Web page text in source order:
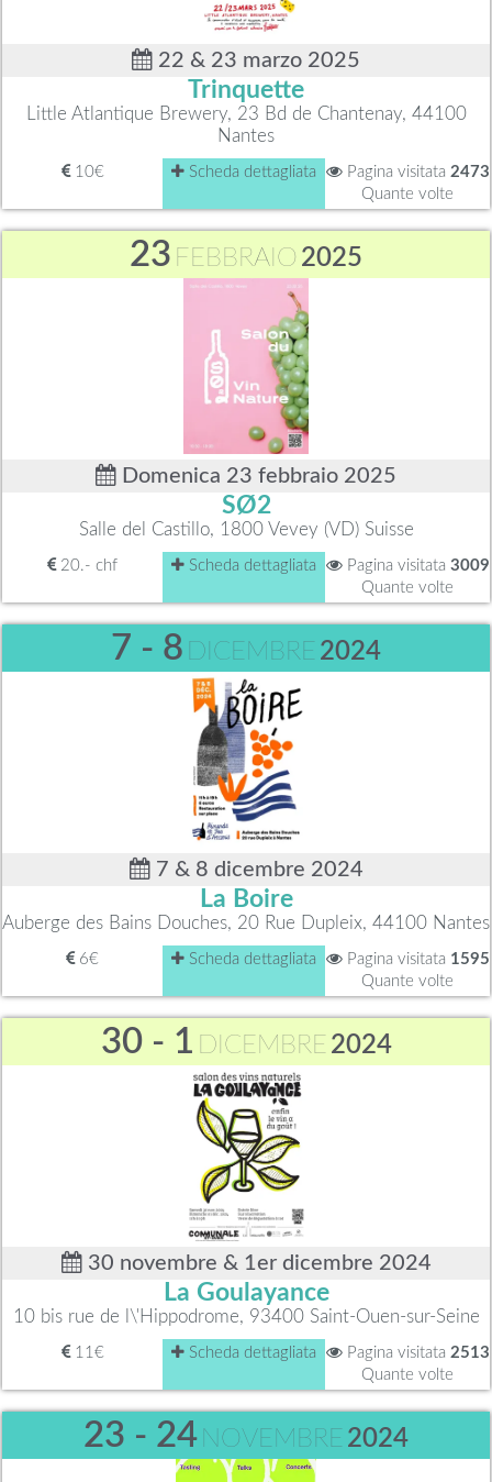
22 & 23 marzo 2025
Trinquette
Little Atlantique Brewery, 23 Bd de Chantenay, 44100
Nantes
10€ Scheda dettagliata Pagina visitata 2473
Quante volte
23 FEBBRAIO 2025
Domenica 23 febbraio 2025
SØ2
Salle del Castillo, 1800 Vevey (VD) Suisse
20.- chf Scheda dettagliata Pagina visitata 3009
Quante volte
7 - 8 DICEMBRE 2024
7 & 8 dicembre 2024
La Boire
Auberge des Bains Douches, 20 Rue Dupleix, 44100 Nantes
6€ Scheda dettagliata Pagina visitata 1595
Quante volte
30 - 1 DICEMBRE 2024
30 novembre & 1er dicembre 2024
La Goulayance
10 bis rue de l\'Hippodrome, 93400 Saint-Ouen-sur-Seine
11€ Scheda dettagliata Pagina visitata 2513
Quante volte
23 - 24 NOVEMBRE 2024